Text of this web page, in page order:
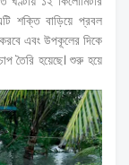
শক্তি বাড়িয়ে প্রবল
এবং উপকূলের দিকে
তৈরি হয়েছে। শুরু হয়ে